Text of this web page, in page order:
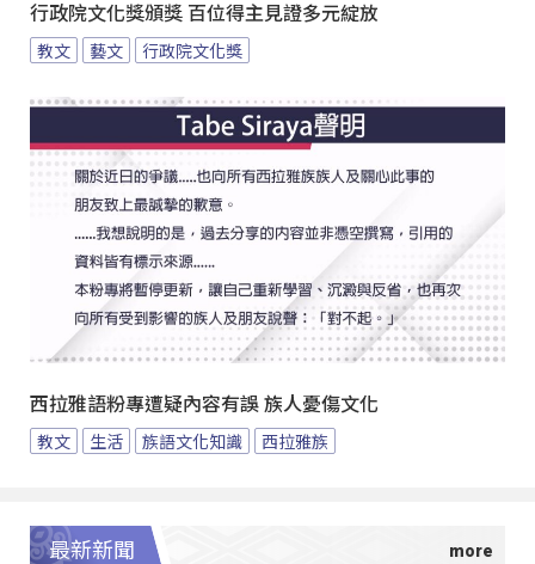
行政院文化獎頒獎 百位得主見證多元綻放
教文 藝文 行政院文化獎
西拉雅語粉專遭疑內容有誤 族人憂傷文化
教文 生活 族語文化知識 西拉雅族
最新新聞